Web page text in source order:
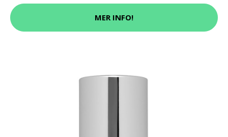
MER INFO!